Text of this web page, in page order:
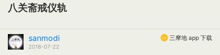
八关斋戒仪轨
三摩地 app 下载
sanmodi
2018-07-22